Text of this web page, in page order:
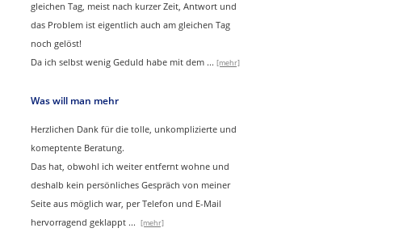
gleichen Tag, meist nach kurzer Zeit, Antwort und
das Problem ist eigentlich auch am gleichen Tag
noch gelöst!
Da ich selbst wenig Geduld habe mit dem ... [mehr]
Was will man mehr
Herzlichen Dank für die tolle, unkomplizierte und
komeptente Beratung.
Das hat, obwohl ich weiter entfernt wohne und
deshalb kein persönliches Gespräch von meiner
Seite aus möglich war, per Telefon und E-Mail
hervorragend geklappt ... [mehr]